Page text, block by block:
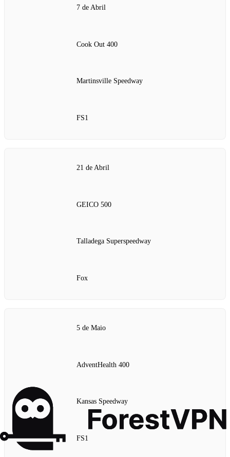
7 de Abril
Cook Out 400
Martinsville Speedway
FS1
21 de Abril
GEICO 500
Talladega Superspeedway
Fox
5 de Maio
AdventHealth 400
Kansas Speedway
FS1